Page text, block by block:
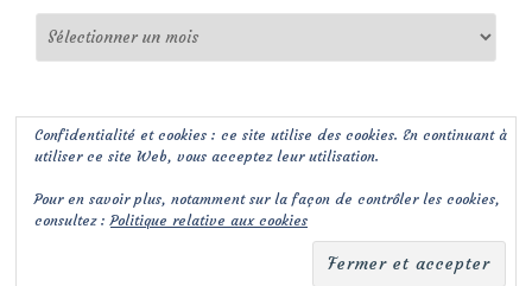
Confidentialité et cookies : ce site utilise des cookies. En continuant à
utiliser ce site Web, vous acceptez leur utilisation.
Pour en savoir plus, notamment sur la façon de contrôler les cookies,
consultez :Politique relative aux cookies